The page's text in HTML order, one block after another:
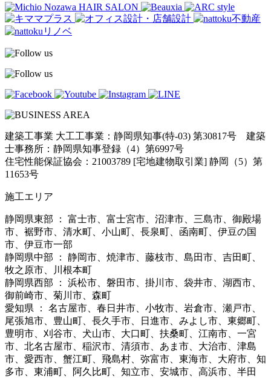
建築工事業 大工工事業：静岡県知事(特-03) 第30817号 建築
士事務所：静岡県知事登録（4）第6997号
住宅性能保証協会：21003789 [宅地建物取引業] 静岡（5）第
11653号
施工エリア
静岡県東部 ： 富士市、富士宮市、沼津市、三島市、御殿場
市、裾野市、清水町、小山町、長泉町、函南町、伊豆の国
市、伊豆市一部
静岡県中部 ： 静岡市、焼津市、藤枝市、島田市、吉田町、
牧之原市、川根本町
静岡県西部 ： 浜松市、磐田市、掛川市、袋井市、湖西市、
御前崎市、菊川市、森町
愛知県 ： 名古屋市、春日井市、小牧市、岩倉市、瀬戸市、
尾張旭市、豊山町、長久手市、日進市、みよし市、東郷町、
豊明市、刈谷市、犬山市、大口町、扶桑町、江南市、一宮
市、北名古屋市、稲沢市、清須市、あま市、大治市、津島
市、愛西市、蟹江町、飛島村、弥富市、東海市、大府市、知
多市、東浦町、阿久比町、知立市、安城市、高浜市、半田